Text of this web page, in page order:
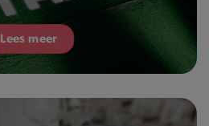
Lees meer